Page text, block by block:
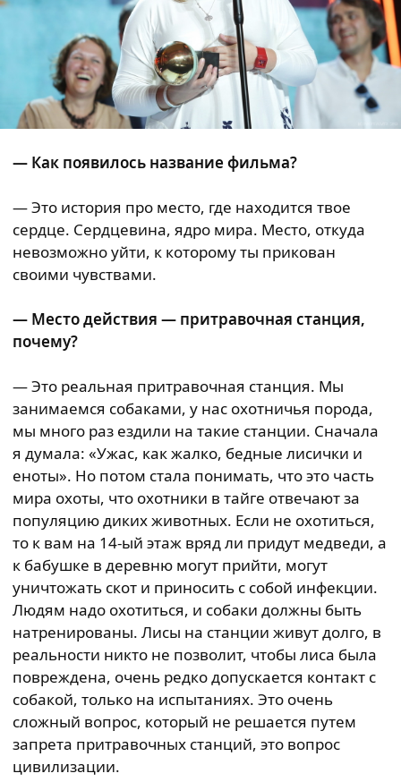
— Как появилось название фильма?
— Это история про место, где находится твое
сердце. Сердцевина, ядро мира. Место, откуда
невозможно уйти, к которому ты прикован
своими чувствами.
— Место действия — притравочная станция,
почему?
— Это реальная притравочная станция. Мы
занимаемся собаками, у нас охотничья порода,
мы много раз ездили на такие станции. Сначала
я думала: «Ужас, как жалко, бедные лисички и
еноты». Но потом стала понимать, что это часть
мира охоты, что охотники в тайге отвечают за
популяцию диких животных. Если не охотиться,
то к вам на 14-ый этаж вряд ли придут медведи, а
к бабушке в деревню могут прийти, могут
уничтожать скот и приносить с собой инфекции.
Людям надо охотиться, и собаки должны быть
натренированы. Лисы на станции живут долго, в
реальности никто не позволит, чтобы лиса была
повреждена, очень редко допускается контакт с
собакой, только на испытаниях. Это очень
сложный вопрос, который не решается путем
запрета притравочных станций, это вопрос
цивилизации.